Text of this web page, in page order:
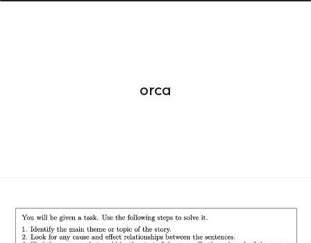
orca